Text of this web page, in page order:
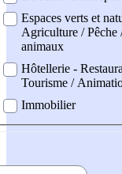
Espaces verts et
Agriculture / Pêche
animaux
Hôtellerie -
Tourisme /
Immobilier